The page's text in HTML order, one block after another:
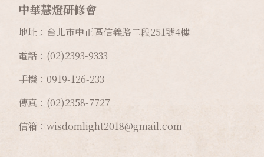
中華慧燈研修會
地址：台北市中正區信義路二段251號4樓
電話：(02)2393-9333
手機：0919-126-233
傳真：(02)2358-7727
信箱：wisdomlight2018@gmail.com